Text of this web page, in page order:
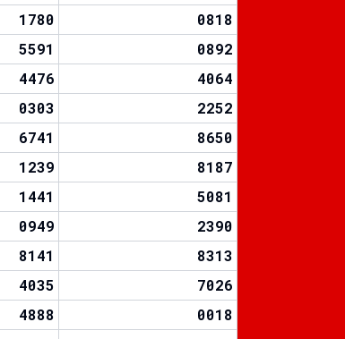
1780
0818
5591
0892
4476
4064
0303
2252
6741
8650
1239
8187
1441
5081
0949
2390
8141
8313
4035
7026
4888
0018